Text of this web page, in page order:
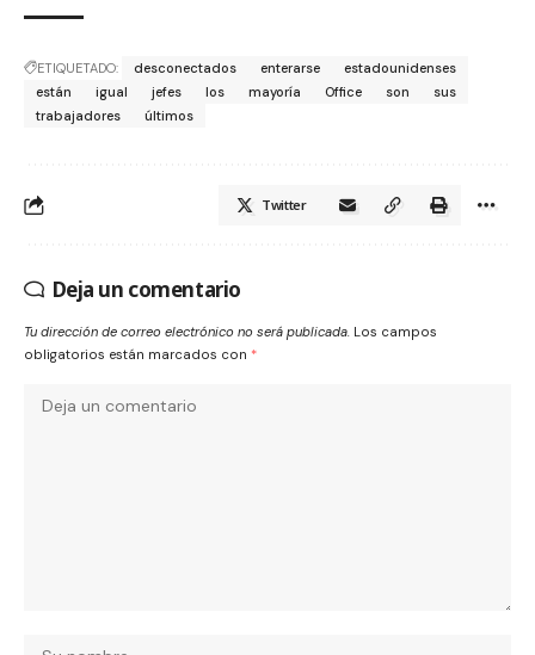
ETIQUETADO: desconectados enterarse
estadounidenses
están
igual jefes los mayoría Office son
sus
trabajadores
últimos
Twitter
Deja un comentario
Tu dirección de correo electrónico no será publicada. Los campos
obligatorios están marcados con *